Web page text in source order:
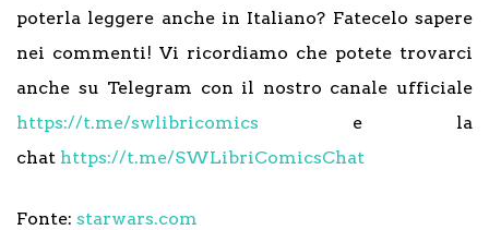
poterla leggere anche in Italiano? Fatecelo sapere
nei commenti! Vi ricordiamo che potete trovarci
anche su Telegram con il nostro canale ufficiale
https://t.me/swlibricomics e la
chat https://t.me/SWLibriComicsChat
Fonte: starwars.com